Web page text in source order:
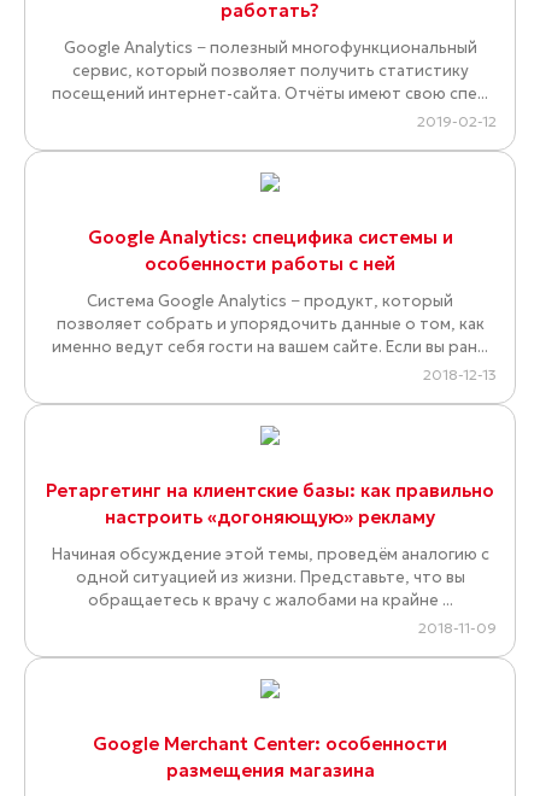
работать?
Google Analytics − полезный многофункциональный
сервис, который позволяет получить статистику
посещений интернет-сайта. Отчёты имеют свою спе...
2019-02-12
Google Analytics: специфика системы и
особенности работы с ней
Система Google Analytics − продукт, который
позволяет собрать и упорядочить данные о том, как
именно ведут себя гости на вашем сайте. Если вы ран...
2018-12-13
Ретаргетинг на клиентские базы: как правильно
настроить «догоняющую» рекламу
Начиная обсуждение этой темы, проведём аналогию с
одной ситуацией из жизни. Представьте, что вы
обращаетесь к врачу с жалобами на крайне ...
2018-11-09
Google Merchant Center: особенности
размещения магазина